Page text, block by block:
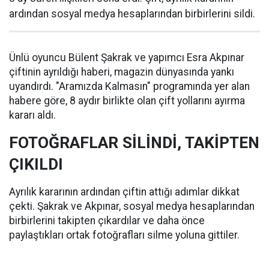
ardından sosyal medya hesaplarından birbirlerini sildi.
Ünlü oyuncu Bülent Şakrak ve yapımcı Esra Akpınar
çiftinin ayrıldığı haberi, magazin dünyasında yankı
uyandırdı. "Aramızda Kalmasın" programında yer alan
habere göre, 8 aydır birlikte olan çift yollarını ayırma
kararı aldı.
FOTOĞRAFLAR SİLİNDİ, TAKİPTEN
ÇIKILDI
Ayrılık kararının ardından çiftin attığı adımlar dikkat
çekti. Şakrak ve Akpınar, sosyal medya hesaplarından
birbirlerini takipten çıkardılar ve daha önce
paylaştıkları ortak fotoğrafları silme yoluna gittiler.